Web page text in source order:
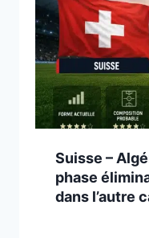
Suisse –
phase
dans l’autre